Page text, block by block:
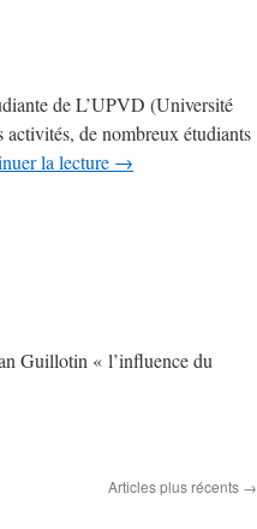
de L’UPVD (Université
de nombreux étudiants
la lecture →
Guillotin « l’influence du
Articles plus récents →